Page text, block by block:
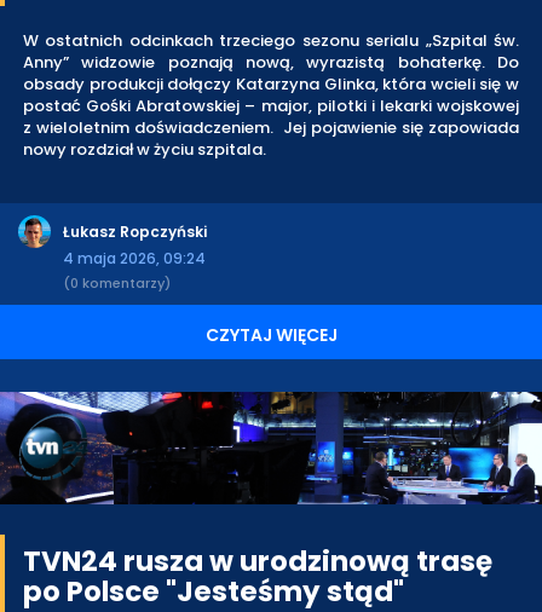
W ostatnich odcinkach trzeciego sezonu serialu „Szpital św.
Anny” widzowie poznają nową, wyrazistą bohaterkę. Do
obsady produkcji dołączy Katarzyna Glinka, która wcieli się w
postać Gośki Abratowskiej – major, pilotki i lekarki wojskowej
z wieloletnim doświadczeniem. Jej pojawienie się zapowiada
nowy rozdział w życiu szpitala.
Łukasz Ropczyński
4 maja 2026, 09:24
(0 komentarzy)
CZYTAJ WIĘCEJ
TVN24 rusza w urodzinową trasę
po Polsce "Jesteśmy stąd"